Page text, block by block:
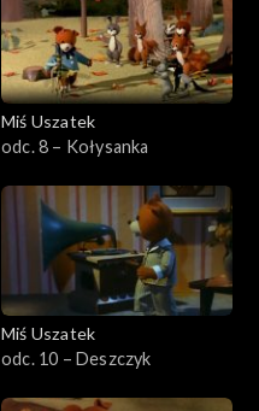
Miś Uszatek
odc. 8 – Kołysanka
Miś Uszatek
odc. 10 – Deszczyk